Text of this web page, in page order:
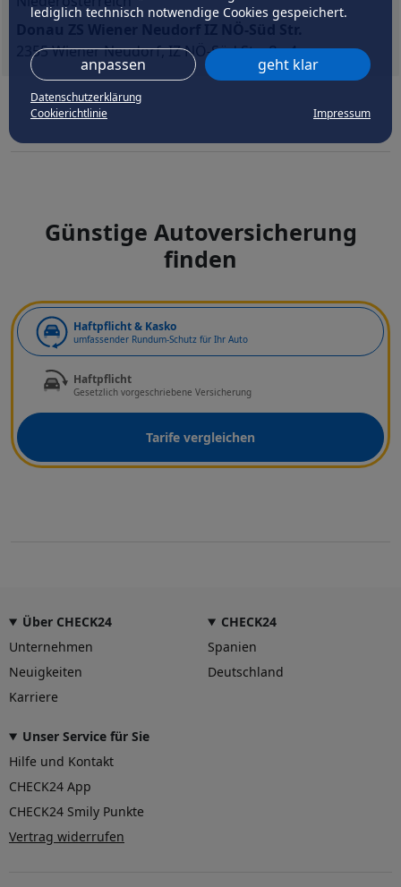
lediglich technisch notwendige Cookies gespeichert.
anpassen geht klar
Datenschutzerklärung
Cookierichtlinie
Impressum
2355 Wiener Neudorf, IZ NÖ-Süd Straße 4
Günstige Autoversicherung
finden
Haftpflicht & Kasko
umfassender Rundum-Schutz für Ihr Auto
Haftpflicht
Gesetzlich vorgeschriebene Versicherung
Tarife vergleichen
Über CHECK24
Unternehmen
Neuigkeiten
Karriere
CHECK24
Spanien
Deutschland
Unser Service für Sie
Hilfe und Kontakt
CHECK24 App
CHECK24 Smily Punkte
Vertrag widerrufen